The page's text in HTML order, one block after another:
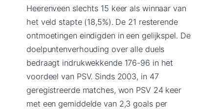
Heerenveen slechts 15 keer als winnaar van
het veld stapte (18,5%). De 21 resterende
ontmoetingen eindigden in een gelijkspel. De
doelpuntenverhouding over alle duels
bedraagt indrukwekkende 176-96 in het
voordeel van PSV. Sinds 2003, in 47
geregistreerde matches, won PSV 24 keer
met een gemiddelde van 2,3 goals per